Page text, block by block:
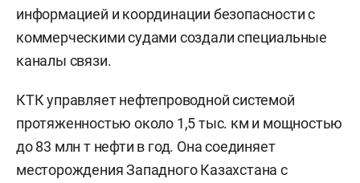
информацией и координации безопасности с
коммерческими судами создали специальные
каналы связи.
КТК управляет нефтепроводной системой
протяженностью около 1,5 тыс. км и мощностью
до 83 млн т нефти в год. Она соединяет
месторождения Западного Казахстана с